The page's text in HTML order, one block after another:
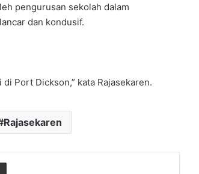
pengurusan sekolah dalam
dan kondusif.
Port Dickson,” kata Rajasekaren.
Rajasekaren